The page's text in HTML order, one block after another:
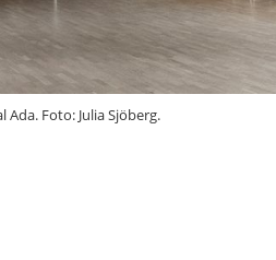
Ada. Foto: Julia Sjöberg.